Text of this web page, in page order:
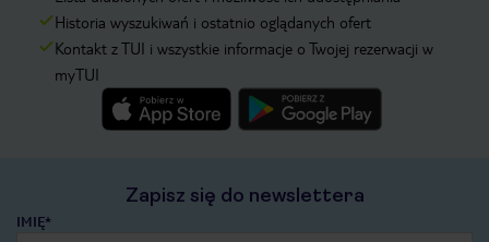
Historia wyszukiwań i ostatnio oglądanych ofert
Kontakt z TUI i wszystkie informacje o Twojej rezerwacji w
myTUI
Zapisz się do newslettera
IMIĘ*